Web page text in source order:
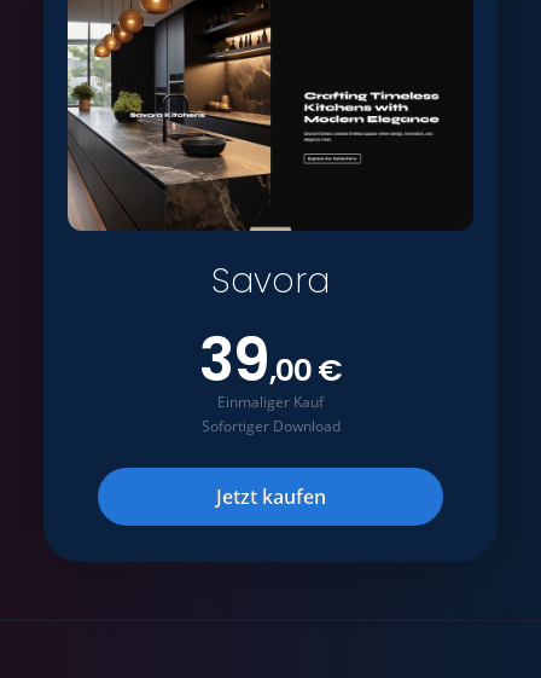
Savora
39,00 €
Einmaliger Kauf
Sofortiger Download
Jetzt kaufen